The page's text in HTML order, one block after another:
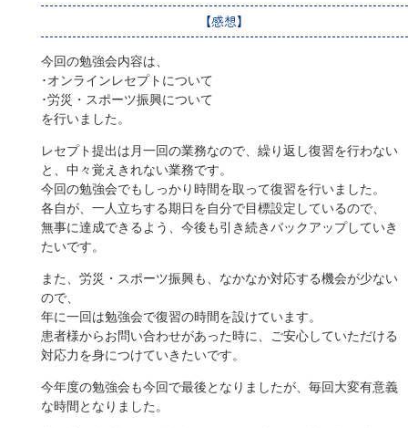
【感想】
今回の勉強会内容は、
･オンラインレセプトについて
･労災・スポーツ振興について
を行いました。
レセプト提出は月一回の業務なので、繰り返し復習を行わない
と、中々覚えきれない業務です。
今回の勉強会でもしっかり時間を取って復習を行いました。
各自が、一人立ちする期日を自分で目標設定しているので、
無事に達成できるよう、今後も引き続きバックアップしていき
たいです。
また、労災・スポーツ振興も、なかなか対応する機会が少ない
ので、
年に一回は勉強会で復習の時間を設けています。
患者様からお問い合わせがあった時に、ご安心していただける
対応力を身につけていきたいです。
今年度の勉強会も今回で最後となりましたが、毎回大変有意義
な時間となりました。